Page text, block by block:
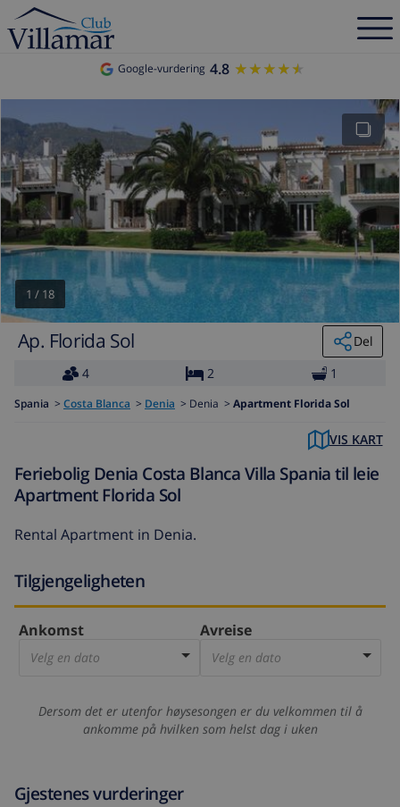
Google-vurdering 4.8 ★★★★★
★★★★★
1 / 18
Ap. Florida Sol
Del
4
2 1
Spania > Costa Blanca > Denia > Denia > Apartment Florida Sol
VIS KART
Feriebolig Denia Costa Blanca Villa Spania til leie
Apartment Florida Sol
Rental Apartment in Denia.
Tilgjengeligheten
Ankomst
Velg en dato
Avreise
Velg en dato
Dersom det er utenfor høysesongen er du velkommen til å
ankomme på hvilken som helst dag i uken
Gjestenes vurderinger